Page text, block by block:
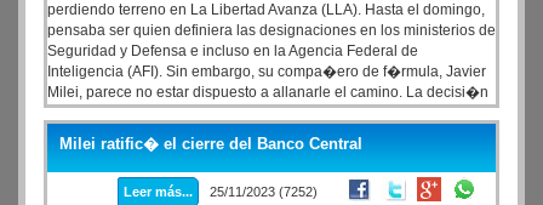
perdiendo terreno en La Libertad Avanza (LLA). Hasta el domingo,
pensaba ser quien definiera las designaciones en los ministerios de
Seguridad y Defensa e incluso en la Agencia Federal de
Inteligencia (AFI). Sin embargo, su compa�ero de f�rmula, Javier
Milei, parece no estar dispuesto a allanarle el camino. La decisi�n
�hasta ahora no oficializada� de que Patricia Bullrich vuelva a la
cartera de Seguridad oblig� a la vicepresidenta electa a hacer una
jugada de impacto. Villarruel apareci� en el Departamento Central
de Polic�a Federal Argentina (PFA) de visita, se mostr� recibiendo
aplausos de los agentes policiales e incluso un ramo de flores.
Milei ratific� el cierre del Banco Central
Leer más... 25/11/2023 (7252)